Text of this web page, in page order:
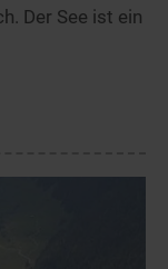
Der See ist ein